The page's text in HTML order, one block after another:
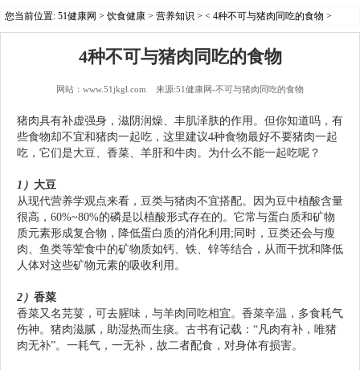
您当前位置: 51健康网 > 饮食健康 > 营养知识 > < 4种不可与猪肉同吃的食物 >
4种不可与猪肉同吃的食物
网站：www.51jkgl.com 来源:51健康网-不可与猪肉同吃的食物
猪肉具有补虚强身，滋阴润燥、丰肌泽肤的作用。但你知道吗， 有
些食物却不宜和猪肉一起吃，这里建议4种食物最好不要猪肉一起
吃，它们是大豆、香菜、羊肝和牛肉。为什么不能一起吃呢？
1） 大豆
从现代营养学观点来看，豆类与猪肉不宜搭配。因为豆中植酸含量
很高，60%~80%的磷是以植酸形式存在的。它常与蛋白质和矿物
质元素形成复合物，降低蛋白质的消化利用;同时，豆类还会与瘦
肉、鱼类等荤食中的矿物质如钙、铁、锌等结合，从而干扰和降低
人体对这些矿物元素的吸收利用。
2） 香菜
香菜又名芫荽，可去腥味，与羊肉同吃相宜。香菜辛温，多食耗气
伤神。猪肉滋腻，助湿热而生痰。古书有记载：“凡肉有补 ，唯猪
肉无补”。一耗气，一无补，故二者配食，对身体有损害。